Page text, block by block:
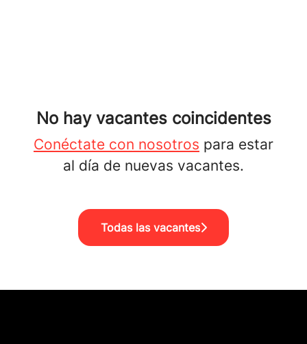
No hay vacantes coincidentes
Conéctate con nosotros para estar
al día de nuevas vacantes.
Todas las vacantes